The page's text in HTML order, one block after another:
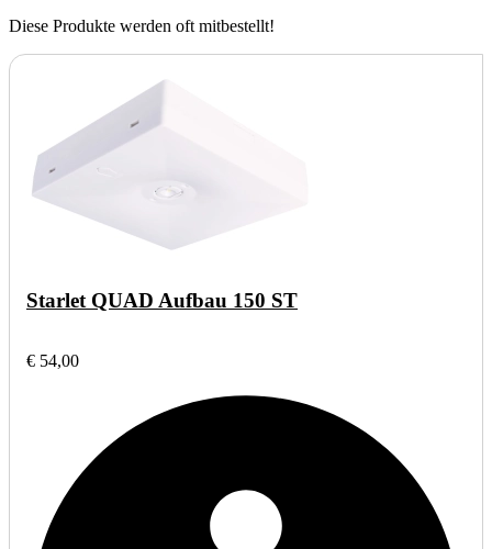
Diese Produkte werden oft mitbestellt!
Starlet QUAD Aufbau 150 ST
€ 54,00